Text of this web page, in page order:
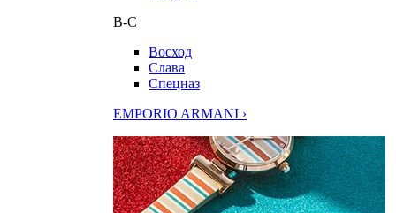
В-С
Восход
Слава
Спецназ
EMPORIO ARMANI ›